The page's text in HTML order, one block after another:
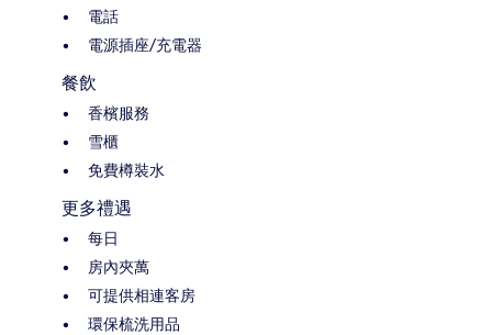
電話
電源插座/充電器
餐飲
香檳服務
雪櫃
免費樽裝水
更多禮遇
每日
房內夾萬
可提供相連客房
環保梳洗用品